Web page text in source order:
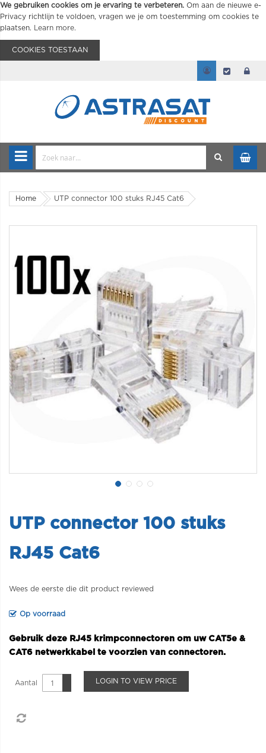
We gebruiken cookies om je ervaring te verbeteren. Om aan de nieuwe e-
Privacy richtlijn te voldoen, vragen we je om toestemming om cookies te
plaatsen.
Learn more.
COOKIES TOESTAAN
Home UTP connector 100 stuks RJ45 Cat6
UTP connector 100 stuks
RJ45 Cat6
Wees de eerste die dit product reviewed
Op voorraad
Gebruik deze RJ45 krimpconnectoren om uw CAT5e &
CAT6 netwerkkabel te voorzien van connectoren.
Aantal LOGIN TO VIEW PRICE